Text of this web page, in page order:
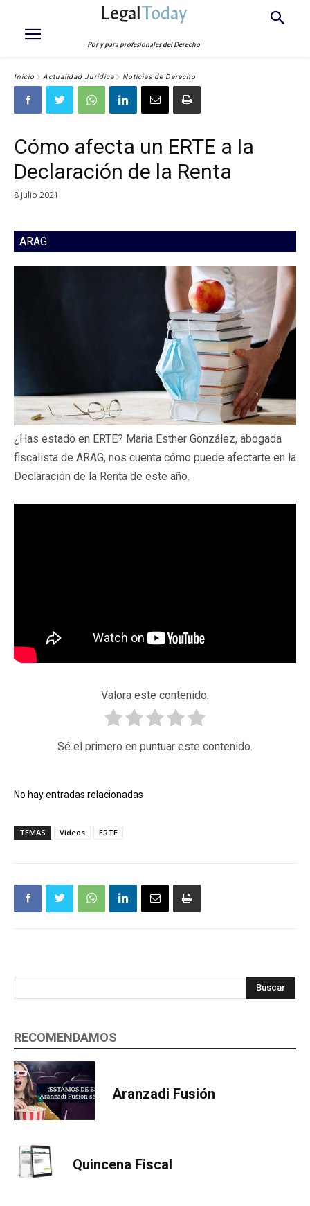
LegalToday
Por y para profesionales del Derecho
Inicio Actualidad Jurídica Noticias de Derecho
Cómo afecta un ERTE a la
Declaración de la Renta
8 julio 2021
ARAG
¿Has estado en ERTE? Maria Esther González, abogada
fiscalista de ARAG, nos cuenta cómo puede afectarte en la
Declaración de la Renta de este año.
Valora este contenido.
Sé el primero en puntuar este contenido.
No hay entradas relacionadas
TEMAS Vídeos ERTE
Buscar
RECOMENDAMOS
Aranzadi Fusión
Quincena Fiscal